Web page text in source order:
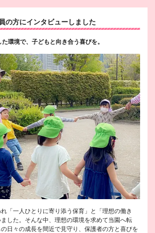
の方にインタビューしました
た環境で、子どもと向き合う喜びを。
「一人ひとりに寄り添う保育」と「理想の働き
した。そんな中、理想の環境を求めて当園へ転
日々の成長を間近で見守り、保護者の方と喜びを